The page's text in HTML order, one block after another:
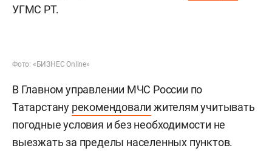
УГМС РТ.
Фото: «БИЗНЕС Online»
В Главном управлении МЧС России по
Татарстану рекомендовали жителям учитывать
погодные условия и без необходимости не
выезжать за пределы населенных пунктов.